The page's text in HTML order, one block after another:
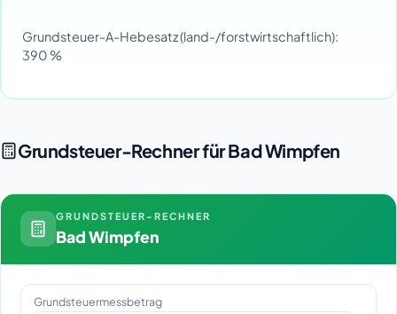
Grundsteuer-A-Hebesatz (land-/forstwirtschaftlich):
390 %
Grundsteuer-Rechner für Bad Wimpfen
GRUNDSTEUER-RECHNER
Bad Wimpfen
Grundsteuermessbetrag